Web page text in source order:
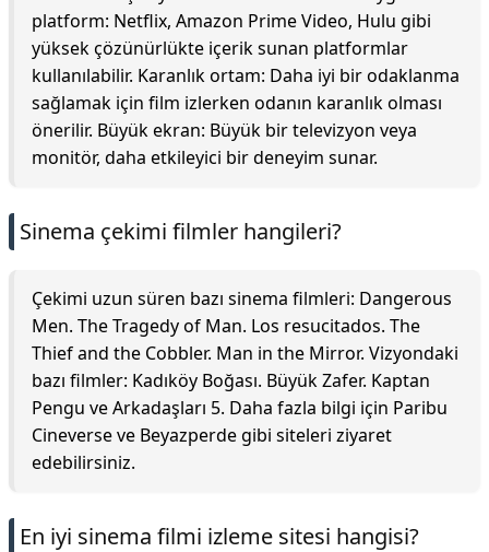
platform: Netflix, Amazon Prime Video, Hulu gibi
yüksek çözünürlükte içerik sunan platformlar
kullanılabilir. Karanlık ortam: Daha iyi bir odaklanma
sağlamak için film izlerken odanın karanlık olması
önerilir. Büyük ekran: Büyük bir televizyon veya
monitör, daha etkileyici bir deneyim sunar.
Sinema çekimi filmler hangileri?
Çekimi uzun süren bazı sinema filmleri: Dangerous
Men. The Tragedy of Man. Los resucitados. The
Thief and the Cobbler. Man in the Mirror. Vizyondaki
bazı filmler: Kadıköy Boğası. Büyük Zafer. Kaptan
Pengu ve Arkadaşları 5. Daha fazla bilgi için Paribu
Cineverse ve Beyazperde gibi siteleri ziyaret
edebilirsiniz.
En iyi sinema filmi izleme sitesi hangisi?